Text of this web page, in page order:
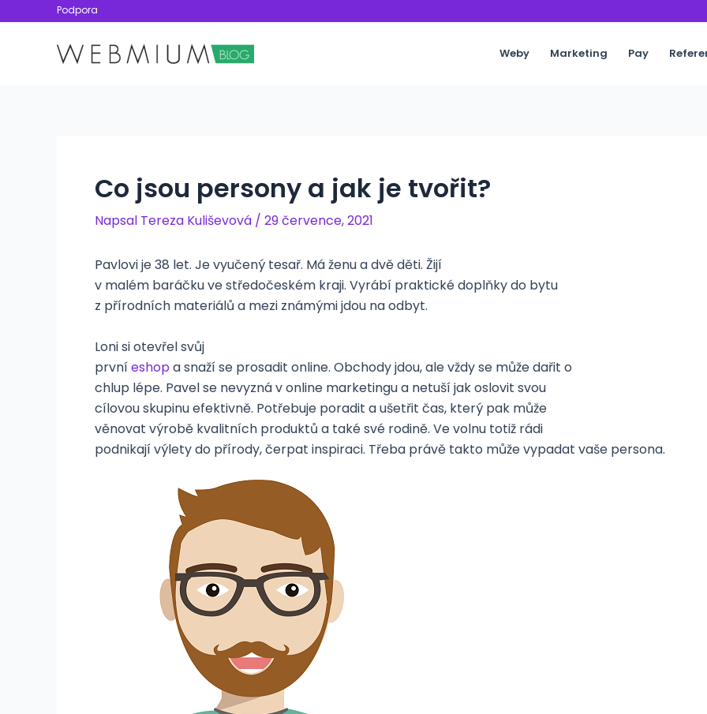
Podpora
Weby Marketing Pay
Co jsou persony a jak je tvořit?
Napsal Tereza Kuliševová / 29 července, 2021
Pavlovi je 38 let. Je vyučený tesař. Má ženu a dvě děti. Žijí
v malém baráčku ve středočeském kraji. Vyrábí praktické doplňky do bytu
z přírodních materiálů a mezi známými jdou na odbyt.
Loni si otevřel svůj
prvníeshopa snaží se prosadit online. Obchody jdou, ale vždy se může dařit o
chlup lépe. Pavel se nevyzná v online marketingu a netuší jak oslovit svou
cílovou skupinu efektivně. Potřebuje poradit a ušetřit čas, který pak může
věnovat výrobě kvalitních produktů a také své rodině. Ve volnu totiž rádi
podnikají výlety do přírody, čerpat inspiraci. Třeba právě takto může vypadat vaše persona.